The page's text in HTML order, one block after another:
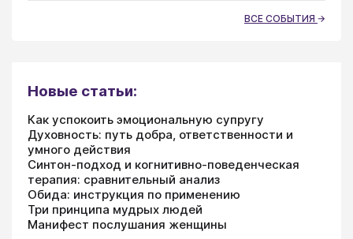
ВСЕ СОБЫТИЯ
Новые статьи:
Как успокоить эмоциональную супругу
Духовность: путь добра, ответственности и
умного действия
Синтон-подход и когнитивно-поведенческая
терапия: сравнительный анализ
Обида: инструкция по применению
Три принципа мудрых людей
Манифест послушания женщины